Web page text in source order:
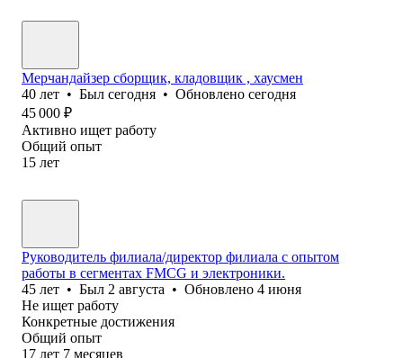
Мерчандайзер сборщик, кладовщик , хаусмен
40 лет • Был сегодня • Обновлено сегодня
45 000 ₽
Активно ищет работу
Общий опыт
15 лет
Руководитель филиала/директор филиала с опытом
работы в сегментах FMCG и электроники.
45 лет • Был 2 августа • Обновлено 4 июня
Не ищет работу
Конкретные достижения
Общий опыт
17 лет 7 месяцев